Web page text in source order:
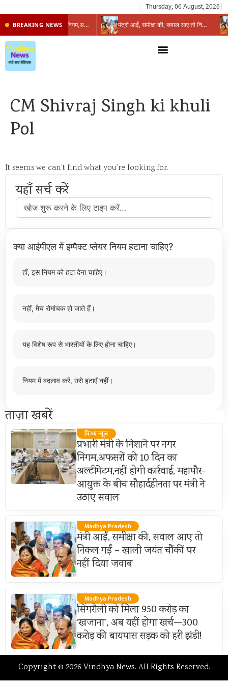
Thursday, 06 August, 2026
BREAKING NEWS प्रभारी मंत्री के निशाने पर नगर निगम,अफसरों को 10 दिन का अल्टीमेटम,नहीं होगी कार्रवाई, महापौर-आयुक्त के बीच सौहार्दहीनता पर मंत्री ने उठाए सवाल मंत्री आईं, समीक्षा की, सवाल आए तो निकल गईं – खाली जयंत चौंकीं पर नहीं दिया जवाब
CM Shivraj Singh ki khuli
Pol
It seems we can’t find what you’re looking for.
यहाँ सर्च करें
क्या आईपीएल में इम्पैक्ट प्लेयर नियम हटाना चाहिए?
हाँ, इस नियम को हटा देना चाहिए।
नहीं, मैच रोमांचक हो जाते हैं।
यह विशेष रूप से भारतीयों के लिए होना चाहिए।
नियम में बदलाव करें, उसे हटाएँ नहीं।
ताज़ा खबरें
विन्ध्य न्यूज़
प्रभारी मंत्री के निशाने पर नगर
निगम,अफसरों को 10 दिन का
अल्टीमेटम,नहीं होगी कार्रवाई, महापौर-
आयुक्त के बीच सौहार्दहीनता पर मंत्री ने
उठाए सवाल
Madhya Pradesh
मंत्री आईं, समीक्षा की, सवाल आए तो
निकल गईं – खाली जयंत चौंकीं पर
नहीं दिया जवाब
Madhya Pradesh
सिंगरौली को मिला 950 करोड़ का
‘खजाना’, अब यहीं होगा खर्च—300
करोड़ की बायपास सड़क को हरी झंडी!
Copyright © 2026 Vindhya News. All Rights Reserved.